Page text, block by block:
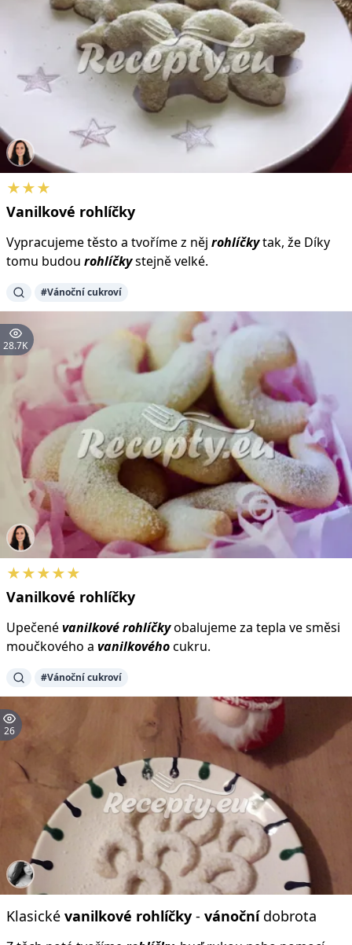
★★★
Vanilkové rohlíčky
Vypracujeme těsto a tvoříme z něj rohlíčkytak, že Díky
tomu budou rohlíčkystejně velké.
#Vánoční cukroví
28.7K
★★★★★
Vanilkové rohlíčky
Upečenévanilkovérohlíčkyobalujeme za tepla ve směsi
moučkového a vanilkovéhocukru.
#Vánoční cukroví
26
Klasické vanilkové rohlíčky - vánočnídobrota